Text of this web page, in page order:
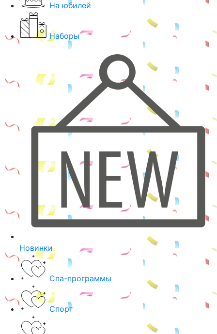
На юбилей
Наборы
Новинки
Спа-программы
Спорт